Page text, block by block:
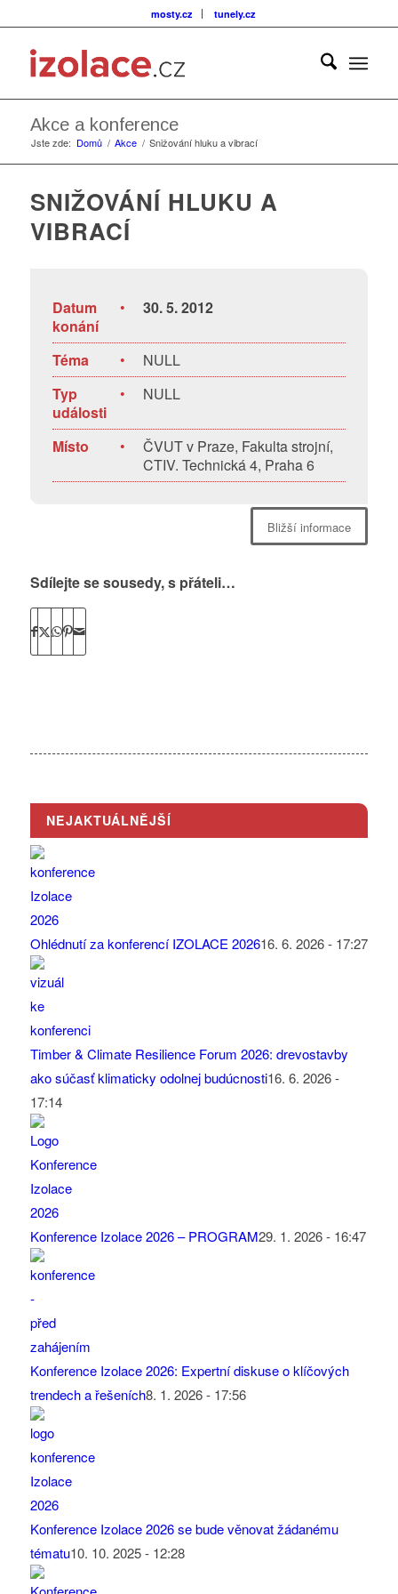
mosty.cz tunely.cz
Akce a konference
Jste zde: Domů / Akce / Snižování hluku a vibrací
SNIŽOVÁNÍ HLUKU A
VIBRACÍ
Datum
konání
• 30. 5. 2012
Téma •
NULL
Typ
události
• NULL
Místo •
ČVUT v Praze, Fakulta strojní,
CTIV. Technická 4, Praha 6
Bližší informace
Sdílejte se sousedy, s přáteli…
NEJAKTUÁLNĚJŠÍ
Ohlédnutí za konferencí IZOLACE 202616. 6. 2026 - 17:27
Timber & Climate Resilience Forum 2026: drevostavby
ako súčasť klimaticky odolnej budúcnosti16. 6. 2026 -
17:14
Konference Izolace 2026 – PROGRAM29. 1. 2026 - 16:47
Konference Izolace 2026: Expertní diskuse o klíčových
trendech a řešeních8. 1. 2026 - 17:56
Konference Izolace 2026 se bude věnovat žádanému
tématu10. 10. 2025 - 12:28